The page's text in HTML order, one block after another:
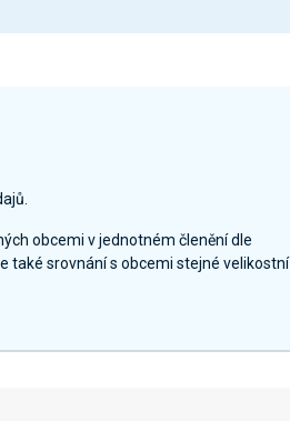
obcemi v jednotném členění dle
také srovnání s obcemi stejné velikostní